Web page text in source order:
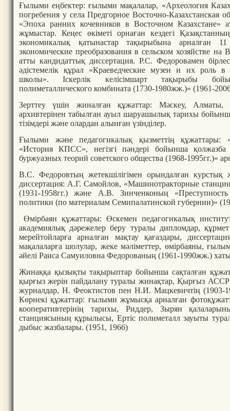
Ғылыми еңбектер: ғылыми мақалалар, «Археология
погребения у села Предгорное Восточно-Казахстанская
«Эпоха ранних кочевников в Восточном Казахстане»
жұмыстар. Кеңес өкіметі орнаған кездегі
экономикалық қатынастар тақырыбына арналған
экономические преобразования в сельском хозяйстве на
атты кандидаттық диссертация. Р.С. Федоровамен
әдістемелік құрал «Краеведческие музеи и их роль в
школы». Іскерлік келісімшарт тақырыбы
полиметаллического комбината (1730-1980жж.)» (1961-
Зерттеу үшін жиналған құжаттар: Мәскеу,
архивтерінен табылған ауыл шаруашылық тарихы
тізімдері және олардан алынған үзінділер.
Ғылыми және педагогикалық қызметтің құжаттары:
«История КПСС», негізгі пәндері бойынша
буржуазных теорий советского общества (1968-1995гг.)»
В.С. Федоровтың жетекшілігімен орындалған курстық
диссертация: А.Г. Самойлов, «Машинотракторные
(1931-1958гг.) және А.В. Зинченконың
политики (по материалам Семипалатинской губернии)»
Өмірбаян құжаттары: Өскемен педагогикалық
академиялық дәрежелер беру туралы дипломдар, құрмет
мерейтойларға арналған мақтау қағаздары,
мақалаларға шолулар, жеке мәліметтер, өмірбаяны,
әйелі Раиса Самуиловна Федорованың (1961-1990жж.)
Жинаққа қызықты тақырыптар бойынша сақталған
қырғыз жерін пайдалану туралы жинақтар, Қырғыз
журналдар, Н. Феоктистов пен Н.И. Мацкевичтің (1903-
Көрнекі құжаттар: ғылыми жұмысқа арналған
кооперативтерінің тарихы, Риддер, Зырян
станциясының құрылысы, Ертіс полиметалл зауыты
дыбыс жазбалары. (1951, 1966)